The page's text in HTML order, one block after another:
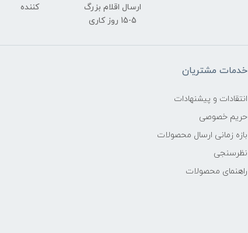
ارسال اقلام بزرگ
5-15 روز کاری
کننده
خدمات مشتریان
انتقادات و پیشنهادات
حریم خصوصی
بازه زمانی ارسال محصولات
نظرسنجی
راهنمای محصولات